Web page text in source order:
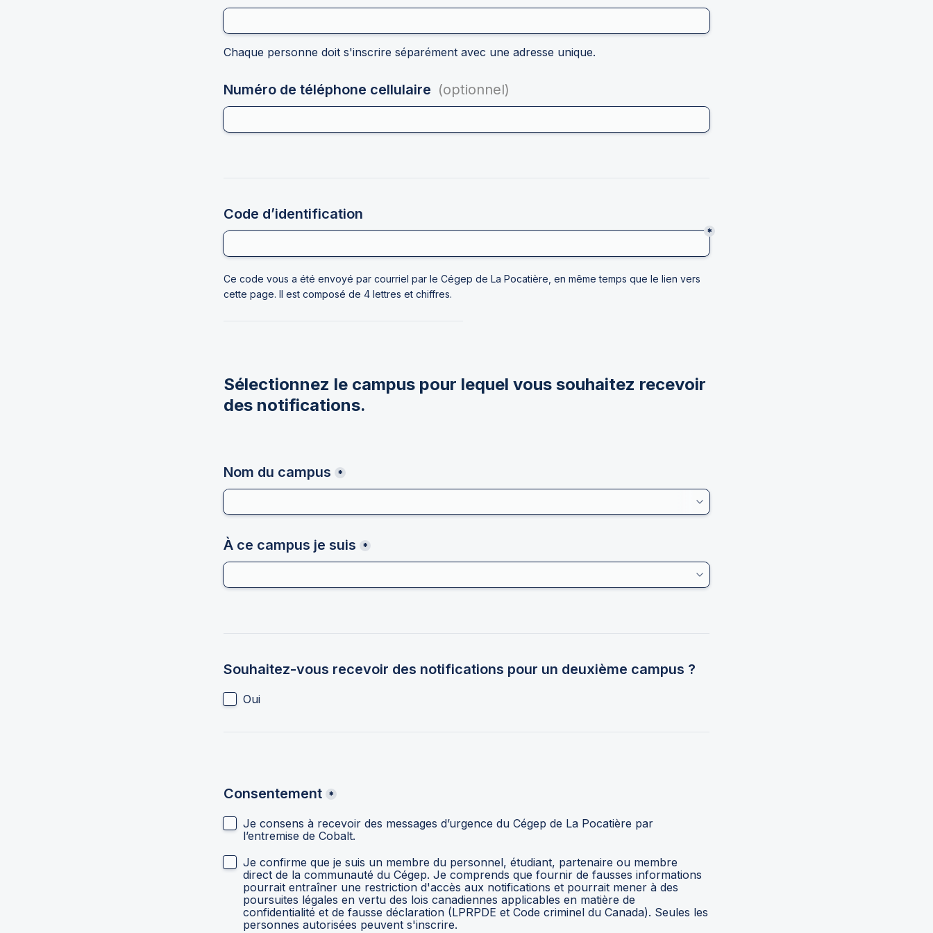
Chaque personne doit s'inscrire séparément avec une adresse unique.
Numéro de téléphone cellulaire (optionnel)
Code d’identification
*
Ce code vous a été envoyé par courriel par le Cégep de La Pocatière, en même temps que le lien vers
cette page. Il est composé de 4 lettres et chiffres.
Sélectionnez le campus pour lequel vous souhaitez recevoir
des notifications.
Nom du campus *
À ce campus je suis *
Souhaitez-vous recevoir des notifications pour un deuxième campus ?
Oui
Consentement *
Je consens à recevoir des messages d’urgence du Cégep de La Pocatière par
Je confirme que je suis un membre du personnel, étudiant, partenaire ou membre
direct de la communauté du Cégep. Je comprends que fournir de fausses informations
pourrait entraîner une restriction d'accès aux notifications et pourrait mener à des
poursuites légales en vertu des lois canadiennes applicables en matière de
confidentialité et de fausse déclaration (LPRPDE et Code criminel du Canada). Seules les
personnes autorisées peuvent s'inscrire.